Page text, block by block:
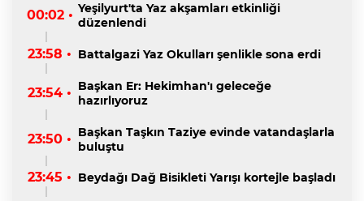
00:02 • Yeşilyurt'ta Yaz akşamları etkinliği
düzenlendi
23:58 • Battalgazi Yaz Okulları şenlikle sona erdi
23:54 • Başkan Er: Hekimhan'ı geleceğe
hazırlıyoruz
23:50 • Başkan Taşkın Taziye evinde vatandaşlarla
buluştu
23:45 • Beydağı Dağ Bisikleti Yarışı kortejle başladı